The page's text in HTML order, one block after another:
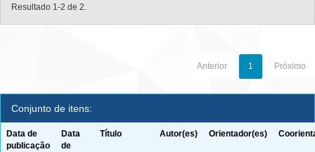
Resultado 1-2 de 2.
Anterior 1 Próximo
Conjunto de itens:
Data de
publicação
Data
de
Título Autor(es) Orientador(es)